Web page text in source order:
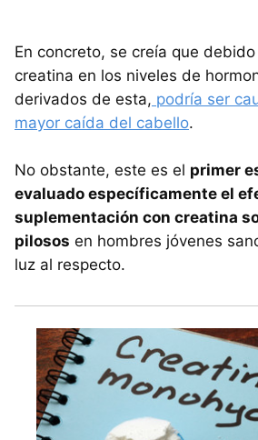
En concreto, se creía que
creatina en los niveles de
derivados de esta, podría ser
mayor caída del cabello.
No obstante, este es el primer
evaluado específicamente el
suplementación con creatina
pilosos en hombres jóvenes
luz al respecto.